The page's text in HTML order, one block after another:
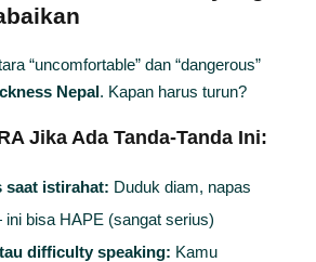
“uncomfortable” dan “dangerous”
Nepal. Kapan harus turun?
Jika Ada Tanda-Tanda Ini:
saat istirahat: Duduk diam, napas
bisa HAPE (sangat serius)
difficulty speaking: Kamu